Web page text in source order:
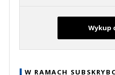
Wykup
W RAMACH